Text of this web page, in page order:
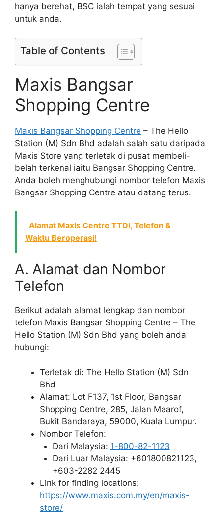
hanya berehat, BSC ialah tempat yang sesuai
untuk anda.
Table of Contents
Maxis Bangsar
Shopping Centre
Maxis Bangsar Shopping Centre – The Hello
Station (M) Sdn Bhd adalah salah satu daripada
Maxis Store yang terletak di pusat membeli-
belah terkenal iaitu Bangsar Shopping Centre.
Anda boleh menghubungi nombor telefon Maxis
Bangsar Shopping Centre atau datang terus.
Alamat Maxis Centre TTDI, Telefon &
Waktu Beroperasi!
A. Alamat dan Nombor
Telefon
Berikut adalah alamat lengkap dan nombor
telefon Maxis Bangsar Shopping Centre – The
Hello Station (M) Sdn Bhd yang boleh anda
hubungi:
Terletak di: The Hello Station (M) Sdn
Bhd
Alamat: Lot F137, 1st Floor, Bangsar
Shopping Centre, 285, Jalan Maarof,
Bukit Bandaraya, 59000, Kuala Lumpur.
Nombor Telefon:
Dari Malaysia: 1-800-82-1123
Dari Luar Malaysia: +601800821123,
+603-2282 2445
Link for finding locations:
https://www.maxis.com.my/en/maxis-
store/